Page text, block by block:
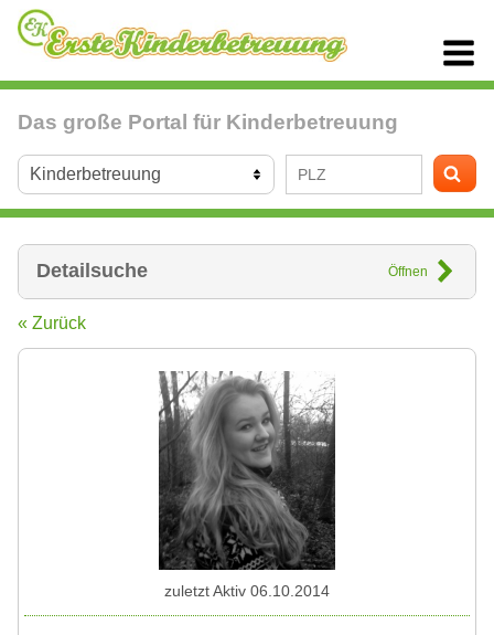
Das große Portal für Kinderbetreuung
Detailsuche Öffnen
« Zurück
zuletzt Aktiv 06.10.2014